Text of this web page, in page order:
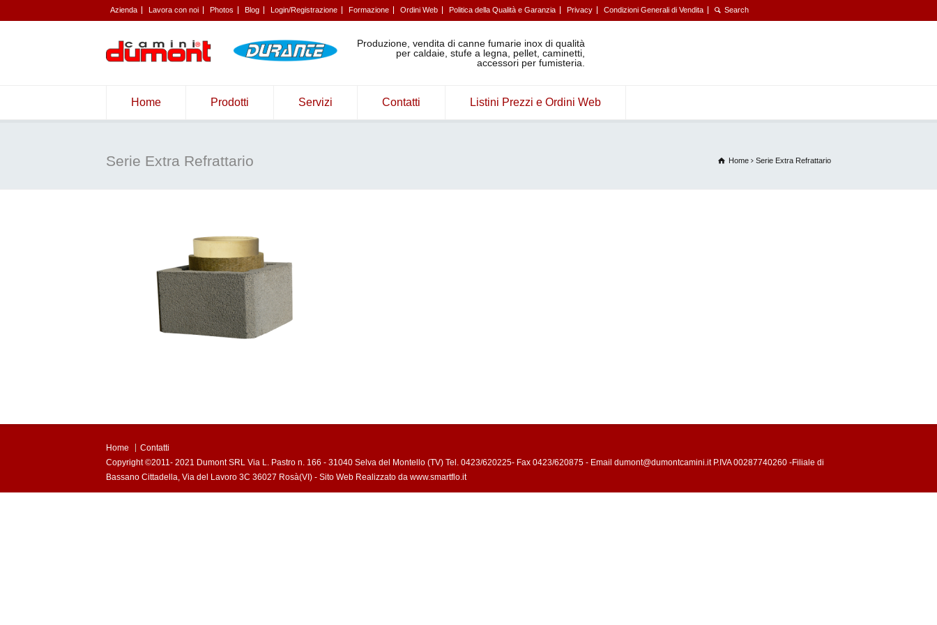
Azienda Lavora con noi Photos Blog Login/Registrazione Formazione Ordini Web Politica della Qualità e Garanzia Privacy Condizioni Generali di Vendita
Produzione, vendita di canne fumarie inox di qualità
per caldaie, stufe a legna, pellet, caminetti,
accessori per fumisteria.
Home Prodotti Servizi Contatti Listini Prezzi e Ordini Web
Serie Extra Refrattario Home Serie Extra Refrattario
Home
Contatti
Copyright ©2011- 2021 Dumont SRL Via L. Pastro n. 166 - 31040 Selva del Montello (TV) Tel. 0423/620225- Fax 0423/620875 - Email dumont@dumontcamini.it P.IVA 00287740260 -Filiale di
Bassano Cittadella, Via del Lavoro 3C 36027 Rosà(VI) - Sito Web Realizzato da www.smartflo.it